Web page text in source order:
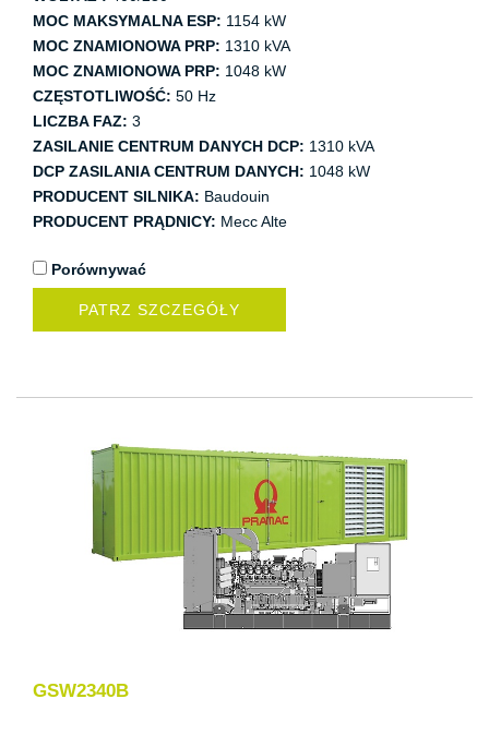
MOC MAKSYMALNA ESP: 1154 kW
MOC ZNAMIONOWA PRP: 1310 kVA
MOC ZNAMIONOWA PRP: 1048 kW
CZĘSTOTLIWOŚĆ: 50 Hz
LICZBA FAZ: 3
ZASILANIE CENTRUM DANYCH DCP: 1310 kVA
DCP ZASILANIA CENTRUM DANYCH: 1048 kW
PRODUCENT SILNIKA: Baudouin
PRODUCENT PRĄDNICY: Mecc Alte
Porównywać
PATRZ SZCZEGÓŁY
GSW2340B